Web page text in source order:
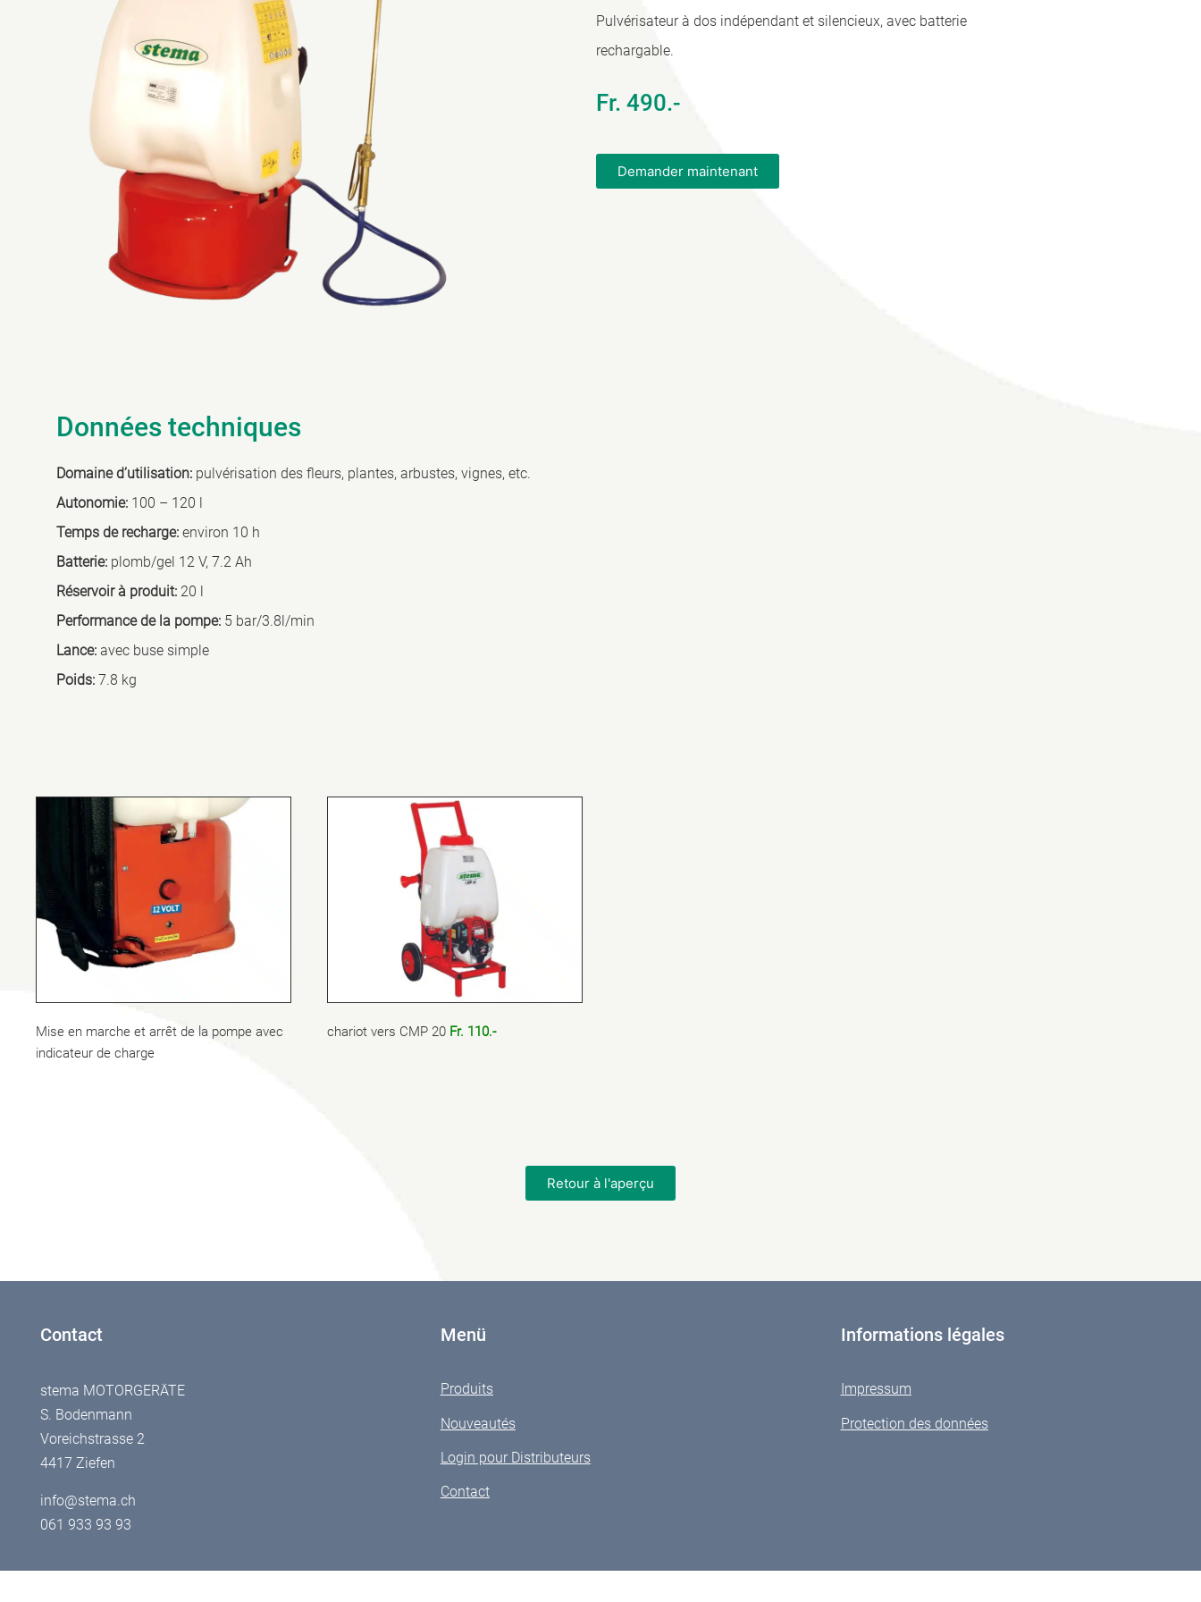
Pulvérisateur à dos indépendant et silencieux, avec batterie
rechargable.
Fr. 490.-
Demander maintenant
Données techniques
Domaine d’utilisation:pulvérisation des fleurs, plantes, arbustes, vignes, etc.
Autonomie:100 – 120 l
Temps de recharge:environ 10 h
Batterie:plomb/gel 12 V, 7.2 Ah
Réservoir à produit:20 l
Performance de la pompe:5 bar/3.8l/min
Lance:avec buse simple
Poids:7.8 kg
Mise en marche et arrêt de la pompe avec
indicateur de charge
chariot vers CMP 20 Fr. 110.-
Retour à l'aperçu
Contact
stema MOTORGERÄTE
S. Bodenmann
Voreichstrasse 2
4417 Ziefen
info@stema.ch
061 933 93 93
Menü
Produits
Nouveautés
Login pour Distributeurs
Contact
Informations légales
Impressum
Protection des données